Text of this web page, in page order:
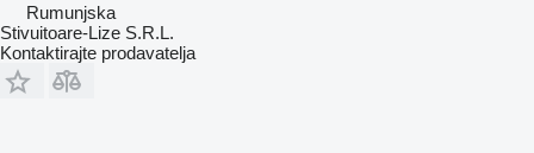
Rumunjska
Stivuitoare-Lize S.R.L.
Kontaktirajte prodavatelja